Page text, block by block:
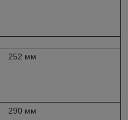
252 мм
290 мм